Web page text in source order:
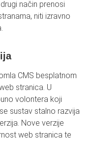
način prenosi
niti izravno
CMS besplatnom
stranica. U
volontera koji
sustav stalno razvija
Nove verzije
web stranica te